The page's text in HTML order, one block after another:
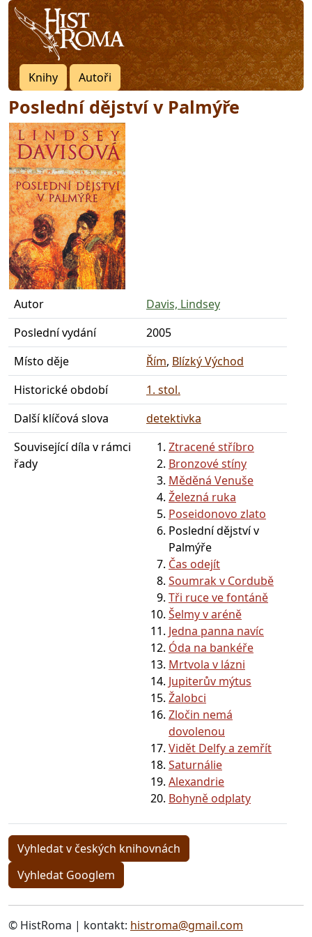
Knihy Autoři
Poslední dějství v Palmýře
Autor
Davis, Lindsey
Poslední vydání
2005
Místo děje
Řím, Blízký Východ
Historické období
1. stol.
Další klíčová slova
detektivka
Související díla v rámci
řady
Ztracené stříbro
Bronzové stíny
Měděná Venuše
Železná ruka
Poseidonovo zlato
Poslední dějství v
Palmýře
Čas odejít
Soumrak v Cordubě
Tři ruce ve fontáně
Šelmy v aréně
Jedna panna navíc
Óda na bankéře
Mrtvola v lázni
Jupiterův mýtus
Žalobci
Zločin nemá
dovolenou
Vidět Delfy a zemřít
Saturnálie
Alexandrie
Bohyně odplaty
Vyhledat v českých knihovnách
Vyhledat Googlem
© HistRoma | kontakt: histroma@gmail.com